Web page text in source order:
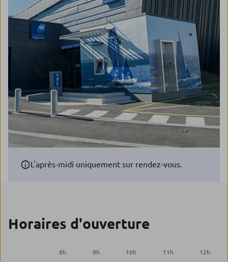
L'après-midi uniquement sur rendez-vous.
Horaires d'ouverture
8h 9h 10h 11 h 12h